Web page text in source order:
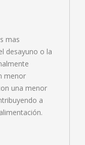
mas
desayuno o la
menor
una menor
a